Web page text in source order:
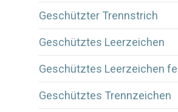
Geschützter Trennstrich
Geschütztes Leerzeichen
Geschütztes Leerzeichen
Geschütztes Trennzeichen